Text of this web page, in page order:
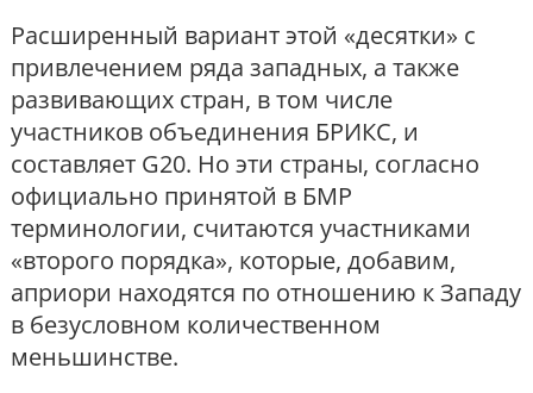
Расширенный вариант этой «десятки» с
привлечением ряда западных, а также
развивающих стран, в том числе
участников объединения БРИКС, и
составляет G20. Но эти страны, согласно
официально принятой в БМР
терминологии, считаются участниками
«второго порядка», которые, добавим,
априори находятся по отношению к Западу
в безусловном количественном
меньшинстве.